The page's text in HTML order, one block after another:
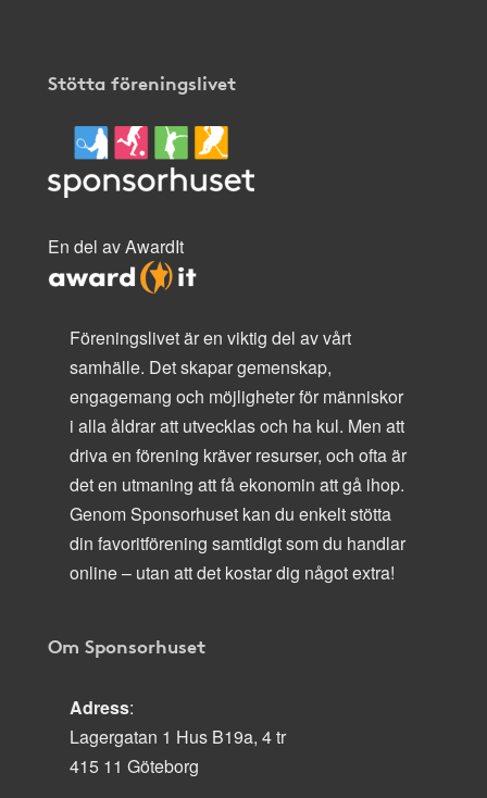
Stötta föreningslivet
En del av AwardIt
Föreningslivet är en viktig del av vårt
samhälle. Det skapar gemenskap,
engagemang och möjligheter för människor
i alla åldrar att utvecklas och ha kul. Men att
driva en förening kräver resurser, och ofta är
det en utmaning att få ekonomin att gå ihop.
Genom Sponsorhuset kan du enkelt stötta
din favoritförening samtidigt som du handlar
online – utan att det kostar dig något extra!
Om Sponsorhuset
Adress:
Lagergatan 1 Hus B19a, 4 tr
415 11 Göteborg